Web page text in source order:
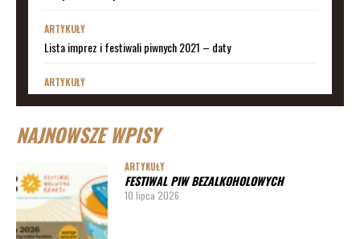
ARTYKUŁY
Lista imprez i festiwali piwnych 2021 – daty
ARTYKUŁY
Lista imprez i festiwali piwnych 2020 – daty
ARTYKUŁY
ARTYKUŁY
Lista imprez i festiwali piwnych 2020 – miasta
NAJNOWSZE WPISY
ARTYKUŁY
FESTIWAL PIW BEZALKOHOLOWYCH
10 lipca 2026